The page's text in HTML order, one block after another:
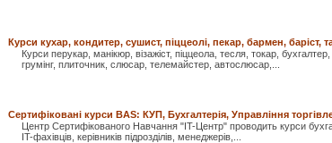
Курси кухар, кондитер, сушист, піццеолі, пекар, бармен, баріст,
Курси перукар, манікюр, візажіст, піццеола, тесля, токар,
грумінг, плиточник, слюсар, телемайстер, автослюсар,...
Сертифіковані курси BAS: КУП, Бухгалтерія, Управління
Центр Сертифікованого Навчання "IT-Центр" проводить курси
IT-фахівців, керівників підрозділів, менеджерів,...